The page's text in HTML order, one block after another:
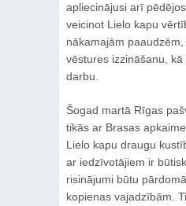
apliecinājusi arī
veicinot Lielo kapu
nākamajām
vēstures izzināšanu,
darbu.
Šogad martā Rīgas
tikās ar Brasas
Lielo kapu draugu
ar iedzīvotājiem ir
risinājumi būtu
kopienas vajadzībām.